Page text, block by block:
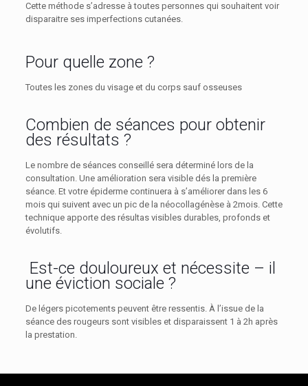
Cette méthode s’adresse à toutes personnes qui souhaitent voir
disparaitre ses imperfections cutanées.
Pour quelle zone ?
Toutes les zones du visage et du corps sauf osseuses
Combien de séances pour obtenir
des résultats ?
Le nombre de séances conseillé sera déterminé lors de la
consultation. Une amélioration sera visible dés la première
séance. Et votre épiderme continuera à s’améliorer dans les 6
mois qui suivent avec un pic de la néocollagénèse à 2mois. Cette
technique apporte des résultas visibles durables, profonds et
évolutifs.
Est-ce douloureux et nécessite – il
une éviction sociale ?
De légers picotements peuvent être ressentis. À l’issue de la
séance des rougeurs sont visibles et disparaissent 1 à 2h après
la prestation.